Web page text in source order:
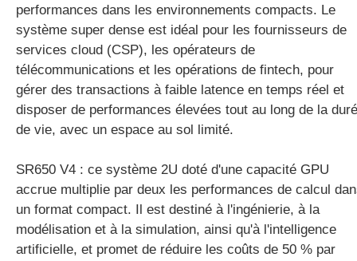
performances dans les environnements compacts. Le
système super dense est idéal pour les fournisseurs de
services cloud (CSP), les opérateurs de
télécommunications et les opérations de fintech, pour
gérer des transactions à faible latence en temps réel et
disposer de performances élevées tout au long de la
de vie, avec un espace au sol limité.
SR650 V4 : ce système 2U doté d'une capacité GPU
accrue multiplie par deux les performances de calcul
un format compact. Il est destiné à l'ingénierie, à la
modélisation et à la simulation, ainsi qu'à l'intelligence
artificielle, et promet de réduire les coûts de 50 % par